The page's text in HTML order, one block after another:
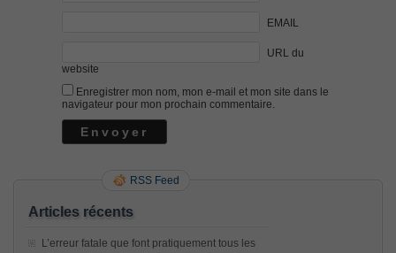
EMAIL
URL du
website
Enregistrer mon nom, mon e-mail et mon site dans le
navigateur pour mon prochain commentaire.
RSS Feed
Articles récents
L’erreur fatale que font pratiquement tous les